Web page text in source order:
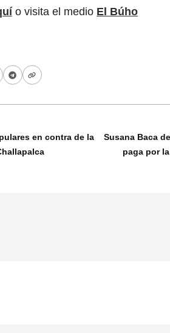
o visita el medio El Búho
en contra de la
Susana Baca
paga por